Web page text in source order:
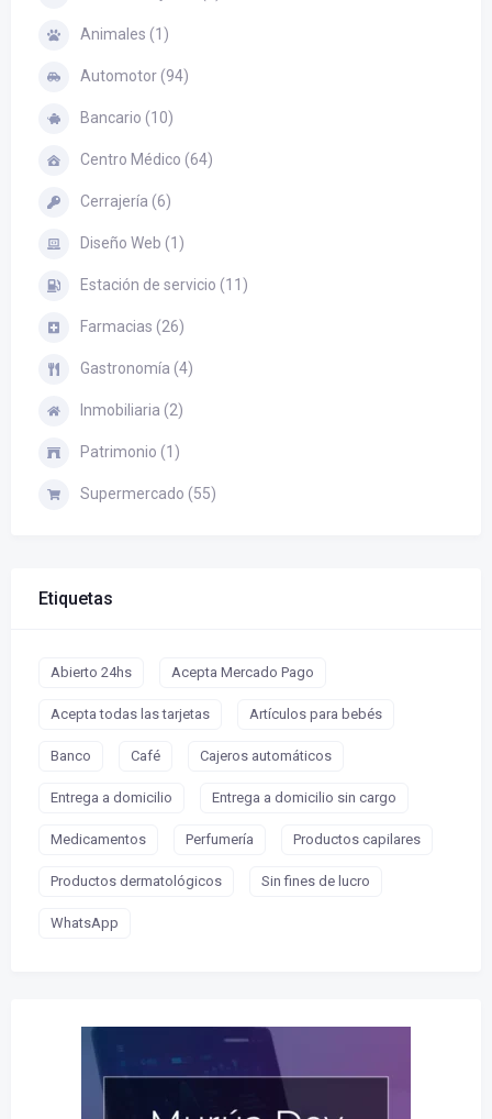
Animales (1)
Automotor (94)
Bancario (10)
Centro Médico (64)
Cerrajería (6)
Diseño Web (1)
Estación de servicio (11)
Farmacias (26)
Gastronomía (4)
Inmobiliaria (2)
Patrimonio (1)
Supermercado (55)
Etiquetas
Abierto 24hs Acepta Mercado Pago
Acepta todas las tarjetas Artículos para bebés
Banco Café Cajeros automáticos
Entrega a domicilio Entrega a domicilio sin cargo
Medicamentos Perfumería Productos capilares
Productos dermatológicos Sin fines de lucro
WhatsApp